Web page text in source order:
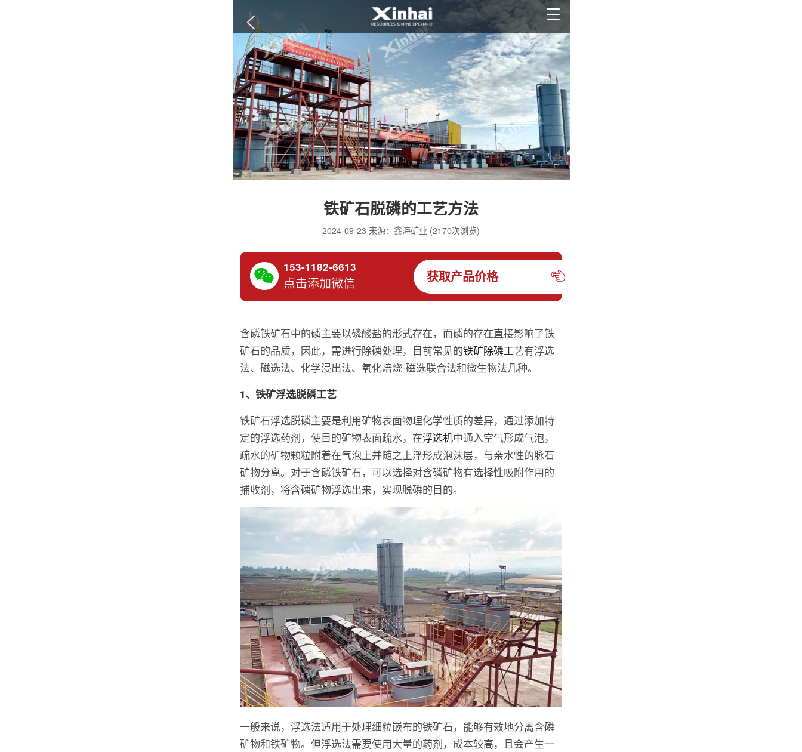
铁矿石脱磷的工艺方法
2024-09-23 来源：鑫海矿业 (2170次浏览)
153-1182-6613
点击添加微信 获取产品价格
含磷铁矿石中的磷主要以磷酸盐的形式存在，而磷的存在直接影响了铁
矿石的品质，因此，需进行除磷处理，目前常见的铁矿除磷工艺有浮选
法、磁选法、化学浸出法、氧化焙烧-磁选联合法和微生物法几种。
1、铁矿浮选脱磷工艺
铁矿石浮选脱磷主要是利用矿物表面物理化学性质的差异，通过添加特
定的浮选药剂，使目的矿物表面疏水，在浮选机中通入空气形成气泡，
疏水的矿物颗粒附着在气泡上并随之上浮形成泡沫层，与亲水性的脉石
矿物分离。对于含磷铁矿石，可以选择对含磷矿物有选择性吸附作用的
捕收剂，将含磷矿物浮选出来，实现脱磷的目的。
一般来说，浮选法适用于处理细粒嵌布的铁矿石，能够有效地分离含磷
矿物和铁矿物。但浮选法需要使用大量的药剂，成本较高，且会产生一